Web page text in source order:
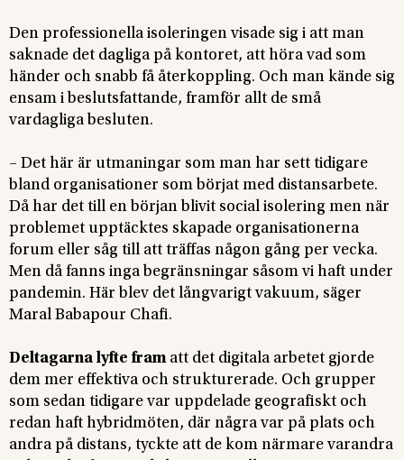
Den professionella isoleringen visade sig i att man
saknade det dagliga på kontoret, att höra vad som
händer och snabb få återkoppling. Och man kände sig
ensam i beslutsfattande, framför allt de små
vardagliga besluten.
– Det här är utmaningar som man har sett tidigare
bland organisationer som börjat med distansarbete.
Då har det till en början blivit social isolering men när
problemet upptäcktes skapade organisationerna
forum eller såg till att träffas någon gång per vecka.
Men då fanns inga begränsningar såsom vi haft under
pandemin. Här blev det långvarigt vakuum, säger
Maral Babapour Chafi.
Deltagarna lyfte framatt det digitala arbetet gjorde
dem mer effektiva och strukturerade. Och grupper
som sedan tidigare var uppdelade geografiskt och
redan haft hybridmöten, där några var på plats och
andra på distans, tyckte att de kom närmare varandra